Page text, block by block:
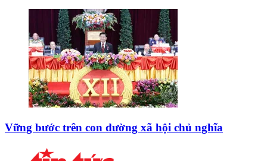
Vững bước trên con đường xã hội chủ nghĩa